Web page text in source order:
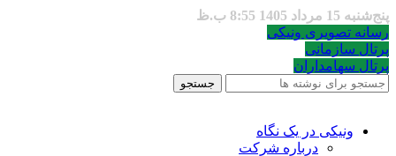
پنج‌شنبه 15 مرداد 1405 8:55 ب.ظ
رسانه تصویری ونیکی
پرتال سازمانی
پرتال سهامداران
جستجو
ونیکی در یک نگاه
درباره شرکت